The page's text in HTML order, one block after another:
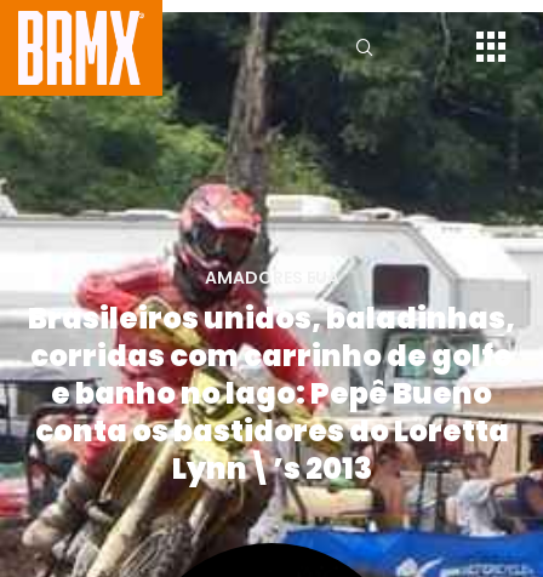
AMADORES EUA
Brasileiros unidos, baladinhas,
corridas com carrinho de golfe
e banho no lago: Pepê Bueno
conta os bastidores do Loretta
Lynn\’s 2013